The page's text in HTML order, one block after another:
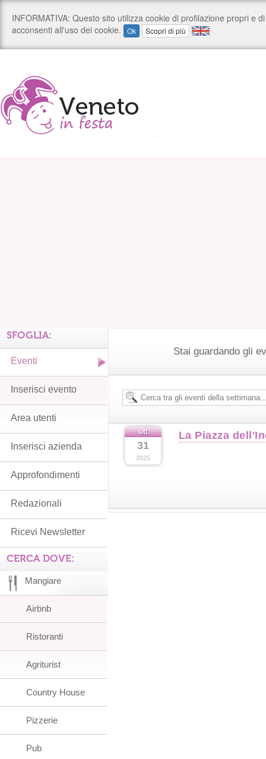
Stai guardando gli
ott
31
2025
La Piazza
SFOGLIA:
Eventi
Inserisci evento
Area utenti
Inserisci azienda
Approfondimenti
Redazionali
Ricevi Newsletter
CERCA DOVE:
Mangiare
Airbnb
Ristoranti
Agriturist
Country House
Pizzerie
Pub